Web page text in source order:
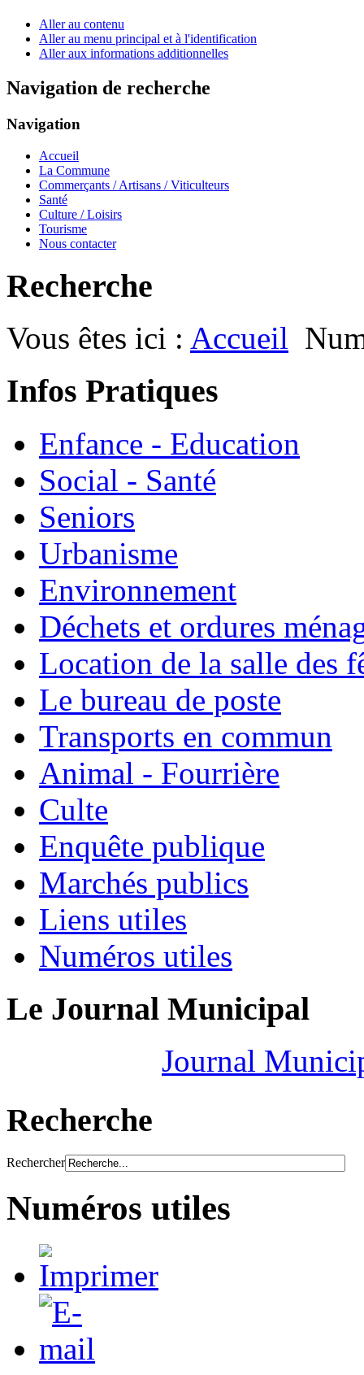
Aller au contenu
Aller au menu principal et à l'identification
Aller aux informations additionnelles
Navigation de recherche
Navigation
Accueil
La Commune
Commerçants / Artisans / Viticulteurs
Santé
Culture / Loisirs
Tourisme
Nous contacter
Recherche
Vous êtes ici : Accueil
Infos Pratiques
Enfance - Education
Social - Santé
Seniors
Urbanisme
Environnement
Déchets et ordures
Location de la salle des
Le bureau de poste
Transports en commun
Animal - Fourrière
Culte
Enquête publique
Marchés publics
Liens utiles
Numéros utiles
Le Journal Municipal
Journal
Recherche
Rechercher
Numéros utiles